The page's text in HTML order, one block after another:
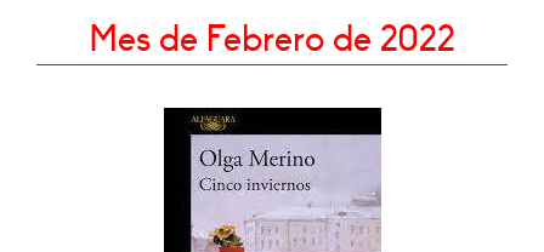
Mes de Febrero de 2022